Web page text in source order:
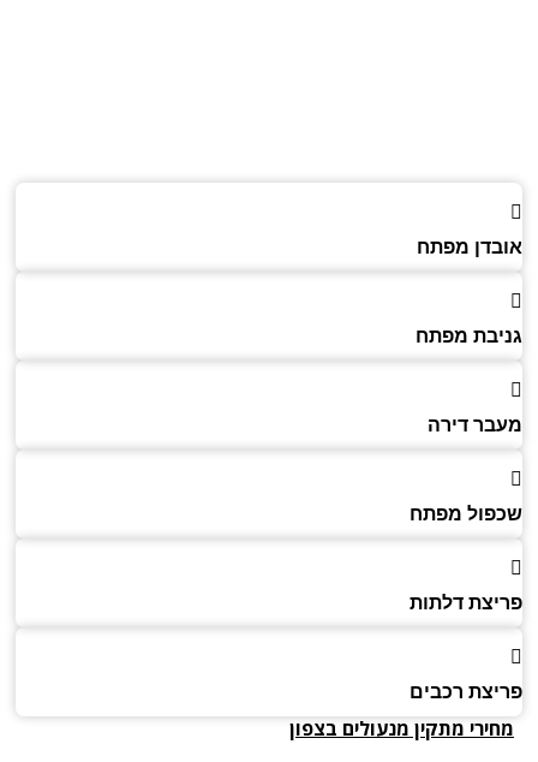
מפתח
מפתח
דירה
מפתח
דלתות
רכבים
מתקין מנעוליםבצפון